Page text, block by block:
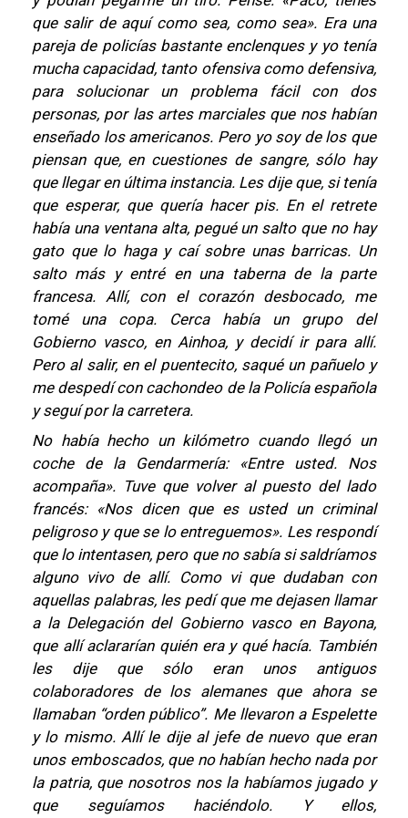
que salir de aquí como sea, como sea». Era una
pareja de policías bastante enclenques y yo tenía
mucha capacidad, tanto ofensiva como defensiva,
para solucionar un problema fácil con dos
personas, por las artes marciales que nos habían
enseñado los americanos. Pero yo soy de los que
piensan que, en cuestiones de sangre, sólo hay
que llegar en última instancia. Les dije que, si tenía
que esperar, que quería hacer pis. En el retrete
había una ventana alta, pegué un salto que no hay
gato que lo haga y caí sobre unas barricas. Un
salto más y entré en una taberna de la parte
francesa. Allí, con el corazón desbocado, me
tomé una copa. Cerca había un grupo del
Gobierno vasco, en Ainhoa, y decidí ir para allí.
Pero al salir, en el puentecito, saqué un pañuelo y
me despedí con cachondeo de la Policía española
y seguí por la carretera.
No había hecho un kilómetro cuando llegó un
coche de la Gendarmería: «Entre usted. Nos
acompaña». Tuve que volver al puesto del lado
francés: «Nos dicen que es usted un criminal
peligroso y que se lo entreguemos». Les respondí
que lo intentasen, pero que no sabía si saldríamos
alguno vivo de allí. Como vi que dudaban con
aquellas palabras, les pedí que me dejasen llamar
a la Delegación del Gobierno vasco en Bayona,
que allí aclararían quién era y qué hacía. También
les dije que sólo eran unos antiguos
colaboradores de los alemanes que ahora se
llamaban “orden público”. Me llevaron a Espelette
y lo mismo. Allí le dije al jefe de nuevo que eran
unos emboscados, que no habían hecho nada por
la patria, que nosotros nos la habíamos jugado y
que seguíamos haciéndolo. Y ellos,